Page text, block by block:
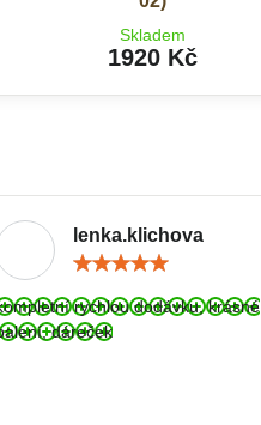
Skladem
1920 Kč
lenka.klichova
/
5
rychlou dodávku, krásné
dáreček